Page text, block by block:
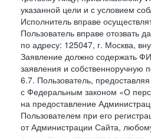
указанной цели и с условием
Исполнитель вправе
Пользователь вправе отозвать
по адресу: 125047, г. Москва,
Заявление должно содержать
заявления и собственноручную
6.7. Пользователь,
с Федеральным законом «О
на предоставление
Пользователем при его
от Администрации Сайта,